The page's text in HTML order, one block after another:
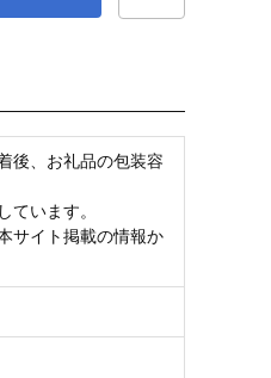
後、お礼品の包装容
います。
サイト掲載の情報か